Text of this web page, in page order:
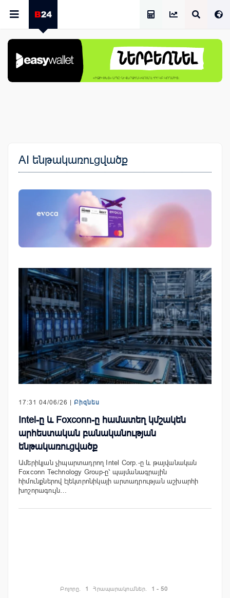
AI ենթակառուցվածք
17:31 04/06/26 | Բիզնես
Intel-ը և Foxconn-ը համատեղ կմշակեն
արհեստական բանականության
ենթակառուցվածք
Ամերիկյան չիպարտադրող Intel Corp.-ը և թայվանական
Foxconn Technology Group-ը՝ պայմանագրային
հիմունքներով էլեկտրոնիկայի արտադրության աշխարհի
խոշորագույն…
Բոլորը. 1 Հրապարակումներ. 1 - 50